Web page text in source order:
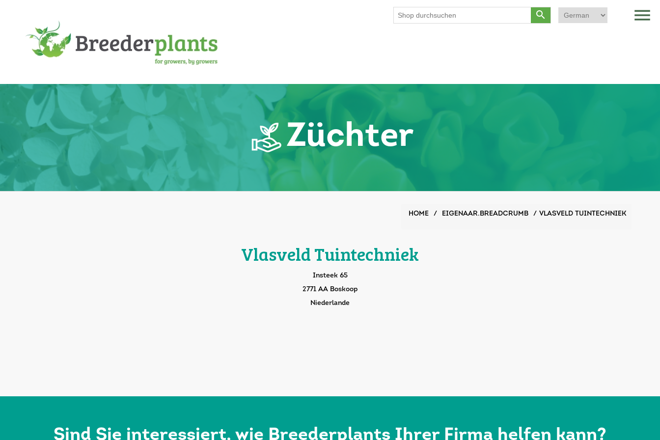
menu
search
Züchter
HOME / EIGENAAR.BREADCRUMB / VLASVELD TUINTECHNIEK
Vlasveld Tuintechniek
Insteek 65
2771 AA Boskoop
Niederlande
Sind Sie interessiert, wie Breederplants Ihrer Firma helfen kann?